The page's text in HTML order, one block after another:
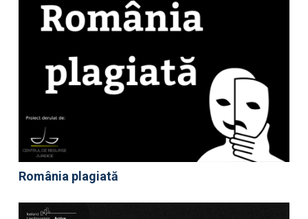
România plagiată